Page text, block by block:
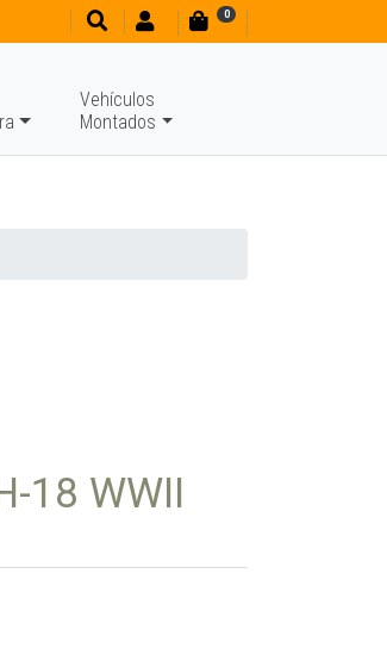
0
Vehículos
Montados
18 WWII